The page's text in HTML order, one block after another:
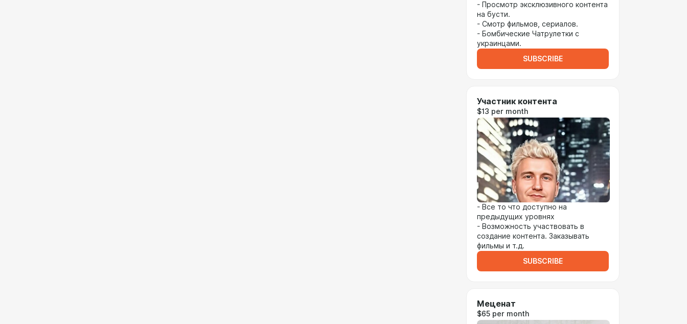
- Просмотр эксклюзивного контента
на бусти.
- Смотр фильмов, сериалов.
- Бомбические Чатрулетки с
украинцами.
SUBSCRIBE
Участник контента
$13 per month
- Все то что доступно на
предыдущих уровнях
- Возможность участвовать в
создание контента. Заказывать
фильмы и т.д.
SUBSCRIBE
Меценат
$65 per month